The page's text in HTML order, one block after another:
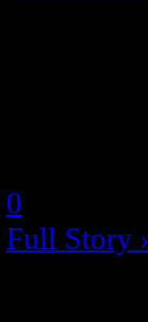
0
Full Story